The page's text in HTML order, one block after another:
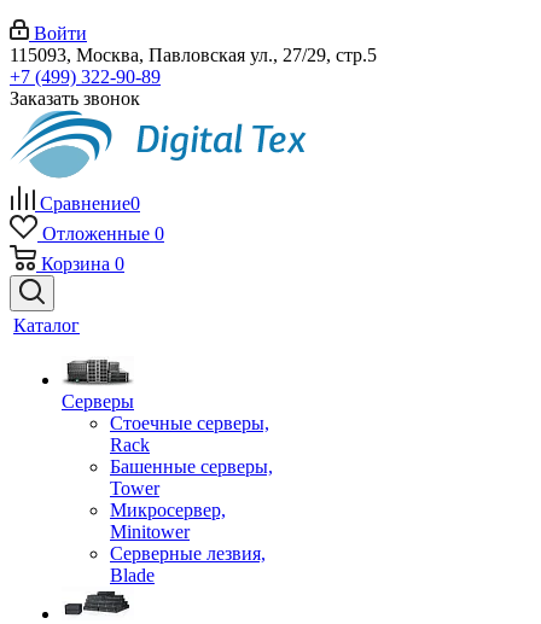
Войти
115093, Москва, Павловская ул., 27/29, стр.5
+7 (499) 322-90-89
Заказать звонок
Сравнение0
Отложенные 0
Корзина 0
Каталог
Серверы
Стоечные серверы,
Rack
Башенные серверы,
Tower
Микросервер,
Minitower
Серверные лезвия,
Blade